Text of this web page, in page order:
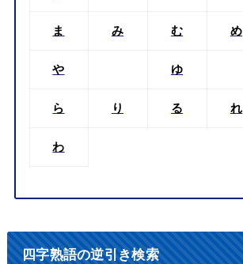
ま み む め
や ゆ
ら り る れ
わ
四字熟語の逆引き検索